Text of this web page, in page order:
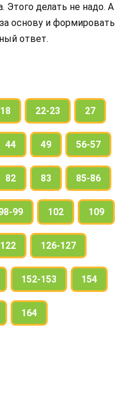
Этого делать не надо. А
основу и формировать
ответ.
18 22-23 27
44 49 56-57
82 83 85-86
99 102 109
126-127
152-153 154
164